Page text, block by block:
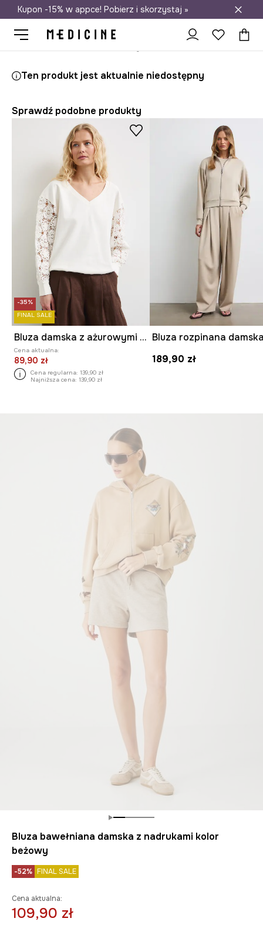
Darmowa dostawa do salonów
Kupon -15% w appce! Pobierz i skorzystaj »
Ten produkt jest aktualnie niedostępny
Sprawdź podobne produkty
-35%
FINAL SALE
Bluza damska z ażurowymi wstawkami
Cena aktualna:
89,90 zł
Cena regularna: 139,90 zł
Najniższa cena: 139,90 zł
189,90 zł
Bluza bawełniana damska z nadrukami kolor
beżowy
-52% FINAL SALE
Cena aktualna:
109,90 zł